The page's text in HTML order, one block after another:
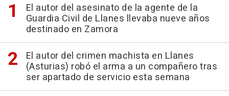
El autor del asesinato de la agente de la
Guardia Civil de Llanes llevaba nueve años
destinado en Zamora
El autor del crimen machista en Llanes
(Asturias) robó el arma a un compañero tras
ser apartado de servicio esta semana